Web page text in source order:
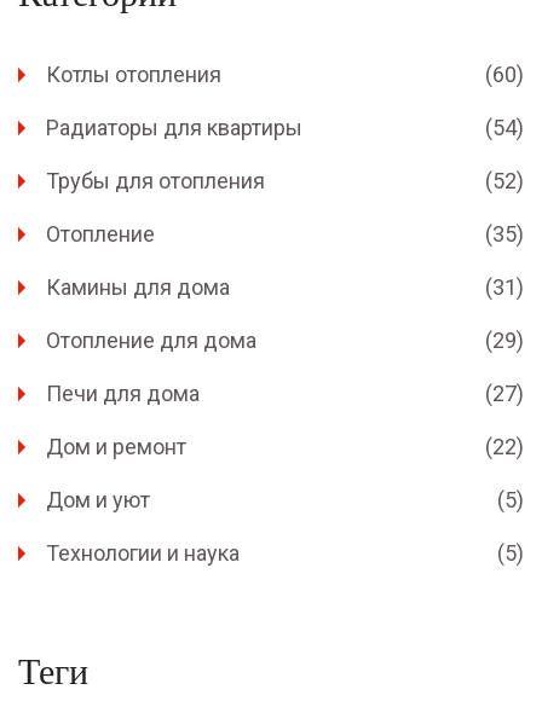
Котлы отопления (60)
Радиаторы для квартиры (54)
Трубы для отопления (52)
Отопление (35)
Камины для дома (31)
Отопление для дома (29)
Печи для дома (27)
Дом и ремонт (22)
Дом и уют (5)
Технологии и наука (5)
Теги